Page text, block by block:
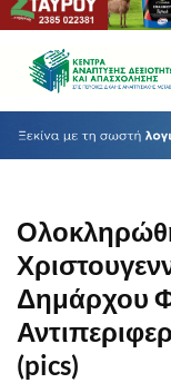
Δημάρχου
(pics)